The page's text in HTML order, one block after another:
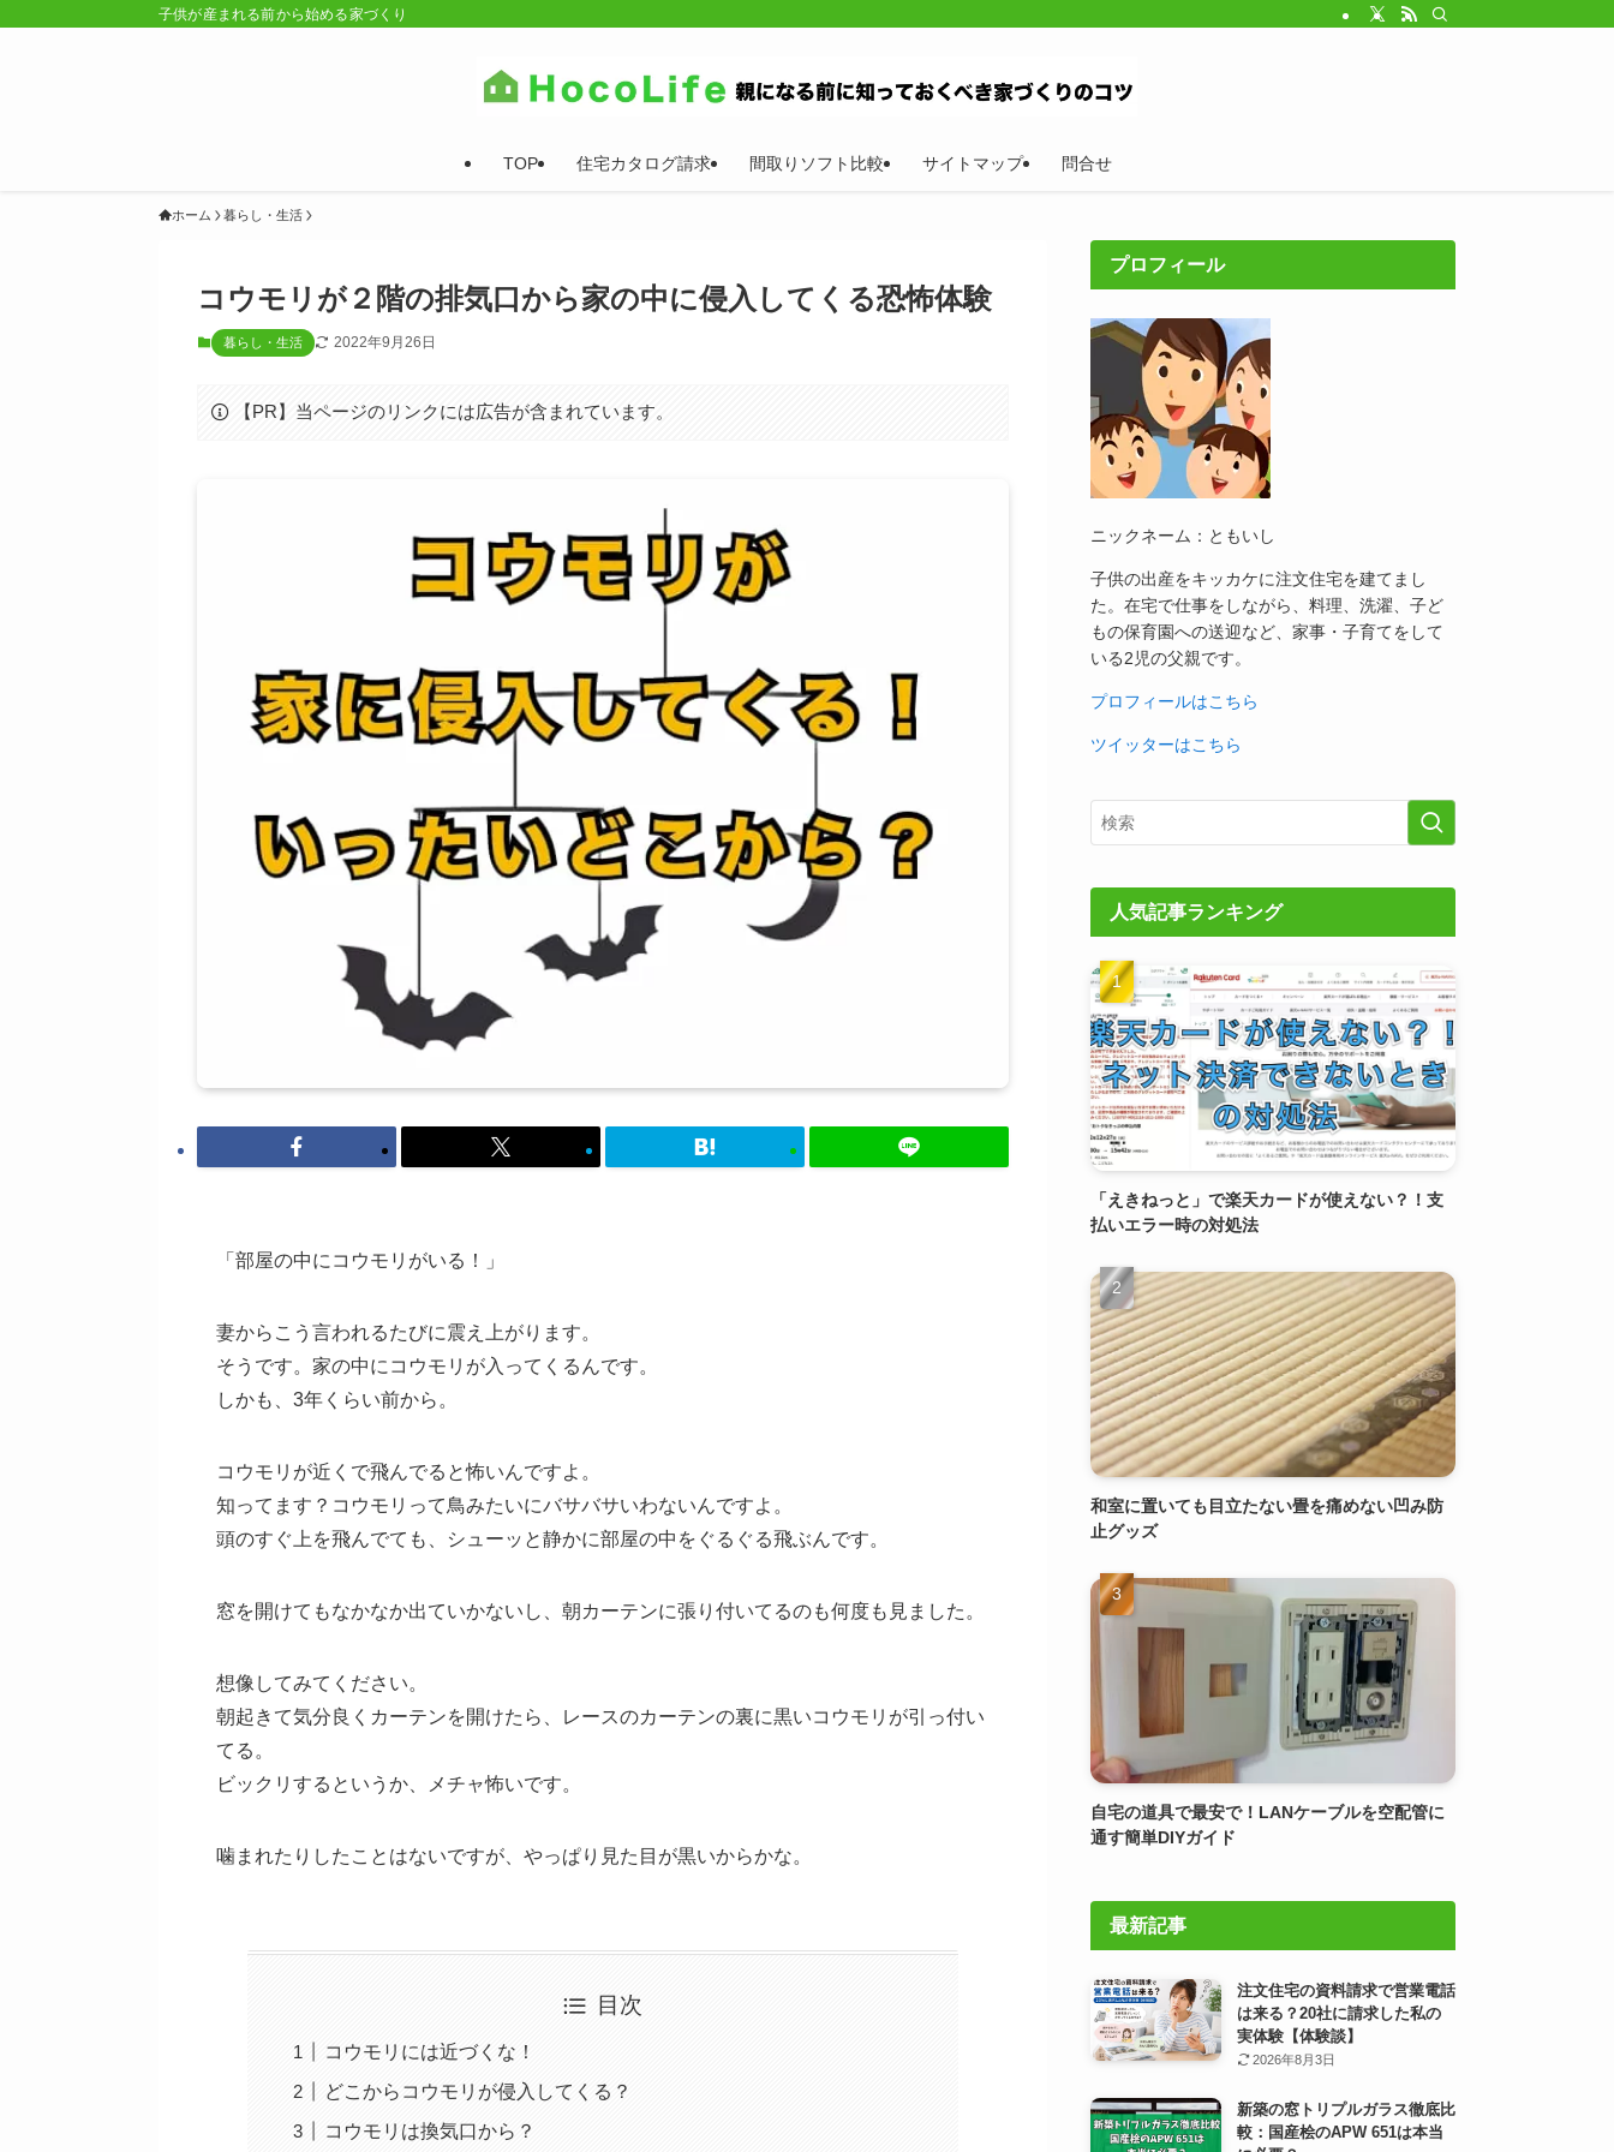
子供が産まれる前から始める家づくり
TOP 住宅カタログ請求 間取りソフト比較 サイトマップ 問合せ
ホーム 暮らし・生活
コウモリが２階の排気口から家の中に侵入してくる恐怖体験
暮らし・生活 2022年9月26日
【PR】当ページのリンクには広告が含まれています。
「部屋の中にコウモリがいる！」
妻からこう言われるたびに震え上がります。
そうです。家の中にコウモリが入ってくるんです。
しかも、3年くらい前から。
コウモリが近くで飛んでると怖いんですよ。
知ってます？コウモリって鳥みたいにバサバサいわないんですよ。
頭のすぐ上を飛んでても、シューッと静かに部屋の中をぐるぐる飛ぶんです。
窓を開けてもなかなか出ていかないし、朝カーテンに張り付いてるのも何度も見ました。
想像してみてください。
朝起きて気分良くカーテンを開けたら、レースのカーテンの裏に黒いコウモリが引っ付い
てる。
ビックリするというか、メチャ怖いです。
噛まれたりしたことはないですが、やっぱり見た目が黒いからかな。
目次
コウモリには近づくな！
どこからコウモリが侵入してくる？
コウモリは換気口から？
プロフィール
ニックネーム：ともいし
子供の出産をキッカケに注文住宅を建てまし
た。在宅で仕事をしながら、料理、洗濯、子ど
もの保育園への送迎など、家事・子育てをして
いる2児の父親です。
プロフィールはこちら
ツイッターはこちら
人気記事ランキング
「えきねっと」で楽天カードが使えない？！支
払いエラー時の対処法
和室に置いても目立たない畳を痛めない凹み防
止グッズ
自宅の道具で最安で！LANケーブルを空配管に
通す簡単DIYガイド
最新記事
注文住宅の資料請求で営業電話
は来る？20社に請求した私の
実体験【体験談】
2026年8月3日
新築の窓トリプルガラス徹底比
較：国産桧のAPW 651は本当